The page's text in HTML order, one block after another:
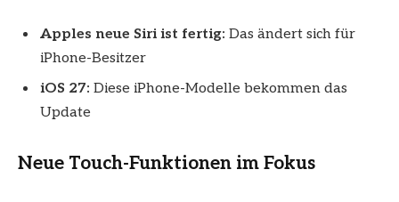
Apples neue Siri ist fertig: Das ändert sich für
iPhone-Besitzer
iOS 27: Diese iPhone-Modelle bekommen das
Update
Neue Touch-Funktionen im Fokus